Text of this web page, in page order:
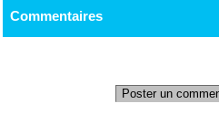
Commentaires
Poster un